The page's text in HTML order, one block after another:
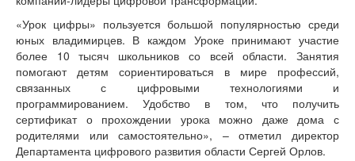
«Урок цифры» пользуется большой популярностью среди
юных владимирцев. В каждом Уроке принимают участие
более 10 тысяч школьников со всей области. Занятия
помогают детям сориентироваться в мире профессий,
связанных с цифровыми технологиями и
программированием. Удобство в том, что получить
сертификат о прохождении урока можно даже дома с
родителями или самостоятельно», – отметил директор
Департамента цифрового развития области Сергей Орлов.